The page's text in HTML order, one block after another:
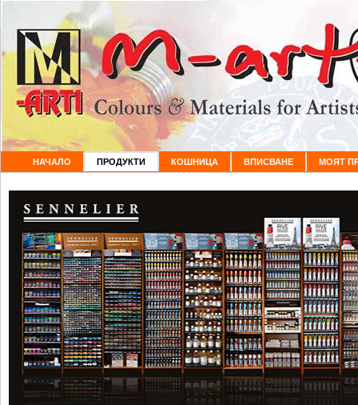
НАЧАЛО ПРОДУКТИ КОШНИЦА ВПИСВАНЕ МОЯТ